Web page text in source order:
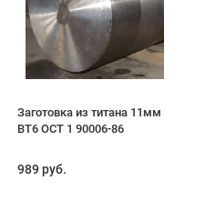
Заготовка из титана 11мм
ВТ6 ОСТ 1 90006-86
989 руб.